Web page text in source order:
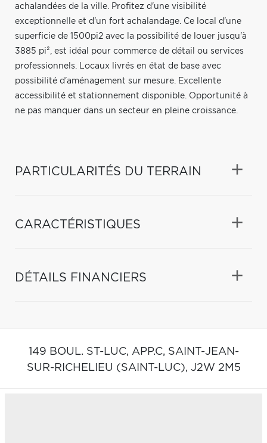
achalandées de la ville. Profitez d'une visibilité
exceptionnelle et d'un fort achalandage. Ce local d'une
superficie de 1500pi2 avec la possibilité de louer jusqu'à
3885 pi², est idéal pour commerce de détail ou services
professionnels. Locaux livrés en état de base avec
possibilité d'aménagement sur mesure. Excellente
accessibilité et stationnement disponible. Opportunité à
ne pas manquer dans un secteur en pleine croissance.
PARTICULARITÉS DU TERRAIN
CARACTÉRISTIQUES
DÉTAILS FINANCIERS
149 BOUL. ST-LUC, APP.C, SAINT-JEAN-
SUR-RICHELIEU (SAINT-LUC), J2W 2M5